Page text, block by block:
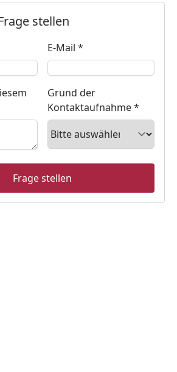
stellen
E-Mail *
Grund der
Kontaktaufnahme *
Sortieren
Frage stellen